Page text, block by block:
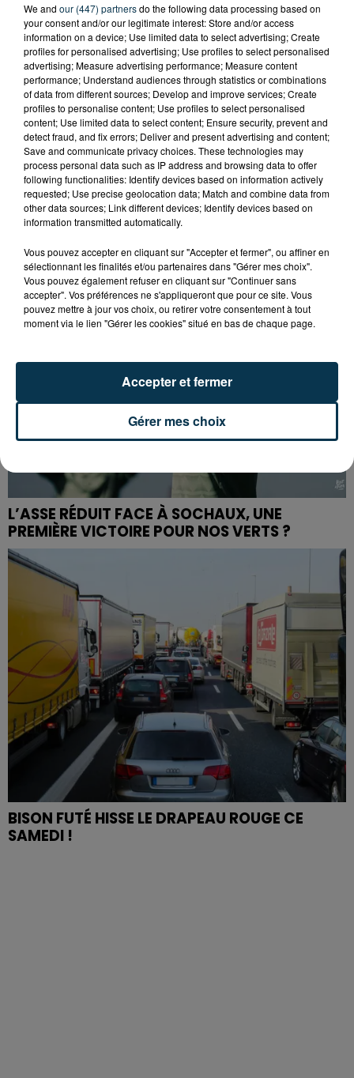
CYANOBACTÉRIES : LE PRÉFÊT PREND UN
ARRÊTÉ POUR LES ACTIVITÉS DE...
L’ASSE RÉDUIT FACE À SOCHAUX, UNE
PREMIÈRE VICTOIRE POUR NOS VERTS ?
BISON FUTÉ HISSE LE DRAPEAU ROUGE CE
SAMEDI !
We and our (447) partnersdo the following data processing based on
your consent and/or our legitimate interest: Store and/or access
information on a device; Use limited data to select advertising; Create
profiles for personalised advertising; Use profiles to select personalised
advertising; Measure advertising performance; Measure content
performance; Understand audiences through statistics or combinations
of data from different sources; Develop and improve services; Create
profiles to personalise content; Use profiles to select personalised
content; Use limited data to select content; Ensure security, prevent and
detect fraud, and fix errors; Deliver and present advertising and content;
Save and communicate privacy choices. These technologies may
process personal data such as IP address and browsing data to offer
following functionalities: Identify devices based on information actively
requested; Use precise geolocation data; Match and combine data from
other data sources; Link different devices; Identify devices based on
information transmitted automatically.
Vous pouvez accepter en cliquant sur "Accepter et fermer", ou affiner en
sélectionnant les finalités et/ou partenaires dans "Gérer mes choix".
Vous pouvez également refuser en cliquant sur "Continuer sans
accepter". Vos préférences ne s'appliqueront que pour ce site. Vous
pouvez mettre à jour vos choix, ou retirer votre consentement à tout
moment via le lien "Gérer les cookies" situé en bas de chaque page.
Gérer mes choix
Accepter et fermer